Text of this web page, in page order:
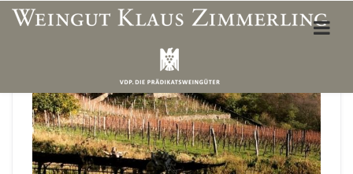
ÜBER UNS
Weinbergslagen
Unser Team